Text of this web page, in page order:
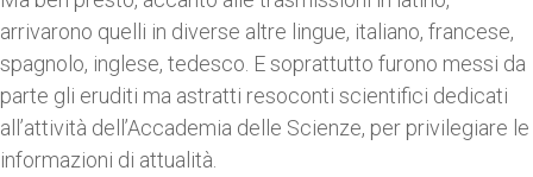
arrivarono quelli in diverse altre lingue, italiano, francese,
spagnolo, inglese, tedesco. E soprattutto furono messi da
parte gli eruditi ma astratti resoconti scientifici dedicati
all’attività dell’Accademia delle Scienze, per privilegiare le
informazioni di attualità.